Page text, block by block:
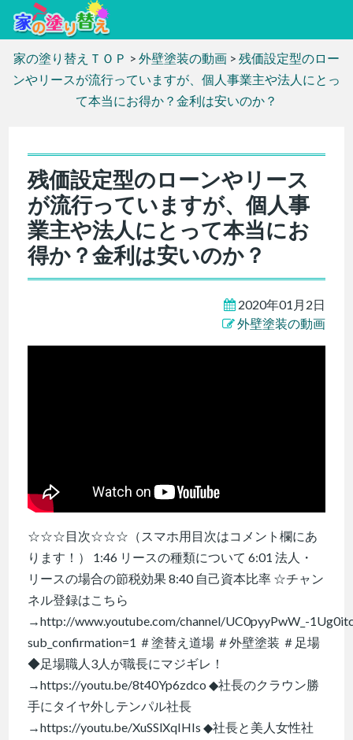
家の塗り替えＴＯＰ > 外壁塗装の動画 > 残価設定型のロー
ンやリースが流行っていますが、個人事業主や法人にとっ
て本当にお得か？金利は安いのか？
残価設定型のローンやリース
が流行っていますが、個人事
業主や法人にとって本当にお
得か？金利は安いのか？
2020年01月2日
外壁塗装の動画
☆☆☆目次☆☆☆（スマホ用目次はコメント欄にあ
ります！） 1:46 リースの種類について 6:01 法人・
リースの場合の節税効果 8:40 自己資本比率 ☆チャン
ネル登録はこちら
→http://www.youtube.com/channel/UC0pyyPwW_-
sub_confirmation=1 ＃塗替え道場 ＃外壁塗装 ＃足場
◆足場職人3人が職長にマジギレ！
→https://youtu.be/8t40Yp6zdco ◆社長のクラウン勝
手にタイヤ外しテンパル社長
→https://youtu.be/XuSSlXqIHIs ◆社長と美人女性社